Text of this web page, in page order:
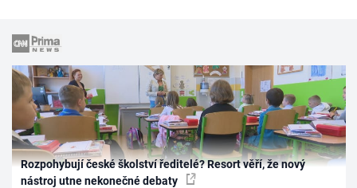
Rozpohybují české školství ředitelé? Resort věří, že nový
nástroj utne nekonečné debaty